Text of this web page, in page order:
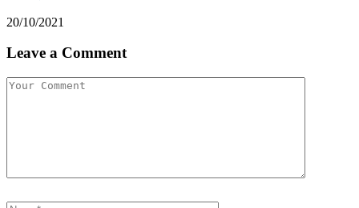
20/10/2021
Leave a Comment